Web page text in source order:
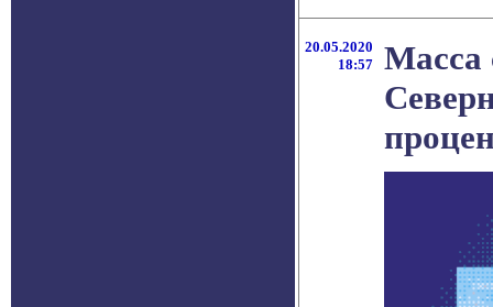
20.05.2020
18:57
Масса